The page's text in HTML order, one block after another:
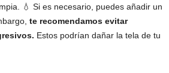
💧 Si es necesario, puedes añadir un
te recomendamos evitar
Estos podrían dañar la tela de tu